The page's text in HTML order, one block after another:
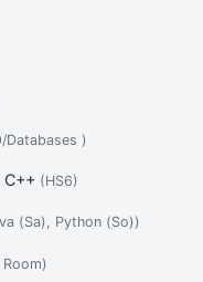
Databases )
(HS6)
(Sa), Python (So))
Room)